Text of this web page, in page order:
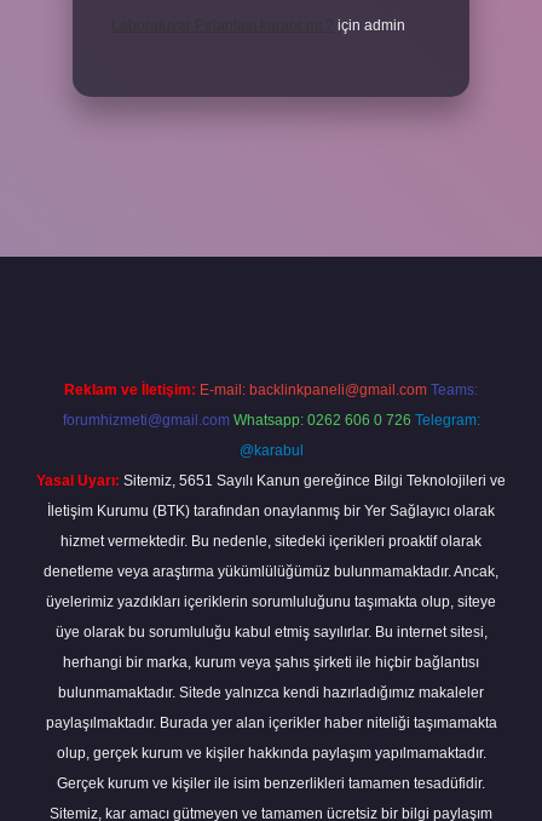
için admin
Reklam ve İletişim: E-mail: backlinkpaneli@gmail.com Teams:
forumhizmeti@gmail.com Whatsapp: 0262 606 0 726 Telegram:
@karabul
Yasal Uyarı: Sitemiz, 5651 Sayılı Kanun gereğince Bilgi Teknolojileri ve
İletişim Kurumu (BTK) tarafından onaylanmış bir Yer Sağlayıcı olarak
hizmet vermektedir. Bu nedenle, sitedeki içerikleri proaktif olarak
denetleme veya araştırma yükümlülüğümüz bulunmamaktadır. Ancak,
üyelerimiz yazdıkları içeriklerin sorumluluğunu taşımakta olup, siteye
üye olarak bu sorumluluğu kabul etmiş sayılırlar. Bu internet sitesi,
herhangi bir marka, kurum veya şahıs şirketi ile hiçbir bağlantısı
bulunmamaktadır. Sitede yalnızca kendi hazırladığımız makaleler
paylaşılmaktadır. Burada yer alan içerikler haber niteliği taşımamakta
olup, gerçek kurum ve kişiler hakkında paylaşım yapılmamaktadır.
Gerçek kurum ve kişiler ile isim benzerlikleri tamamen tesadüfidir.
Sitemiz, kar amacı gütmeyen ve tamamen ücretsiz bir bilgi paylaşım